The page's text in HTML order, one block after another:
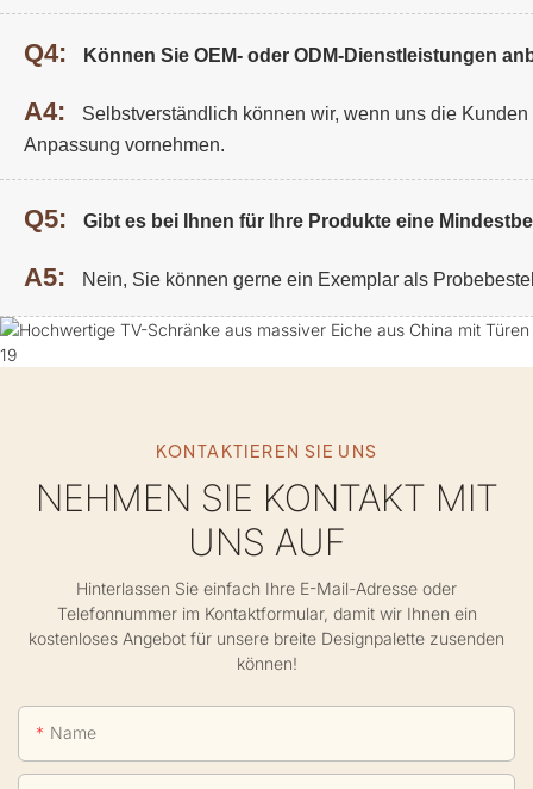
Q4: Können Sie OEM- oder ODM-Dienstleistungen
A4:
Selbstverständlich können wir, wenn uns die
Anpassung vornehmen.
Q5: Gibt es bei Ihnen für Ihre Produkte eine
A5: Nein, Sie können gerne ein Exemplar als
KONTAKTIEREN SIE UNS
NEHMEN SIE KONTAKT MIT
UNS AUF
Hinterlassen Sie einfach Ihre E-Mail-Adresse oder
Telefonnummer im Kontaktformular, damit wir Ihnen ein
kostenloses Angebot für unsere breite Designpalette zusenden
können!
Name